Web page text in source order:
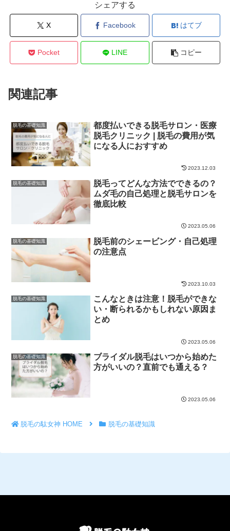
シェアする
X Facebook はてブ
Pocket LINE コピー
関連記事
脱毛の基礎知識
都度払いできる脱毛サロン・医療
脱毛クリニック | 脱毛の費用が気
になる人におすすめ
2023.12.03
脱毛の基礎知識
脱毛ってどんな方法でできるの？
ムダ毛の自己処理と脱毛サロンを
徹底比較
2023.05.06
脱毛の基礎知識
脱毛前のシェービング・自己処理
の注意点
2023.10.03
脱毛の基礎知識
こんなときは注意！脱毛ができな
い・断られるかもしれない原因ま
とめ
2023.05.06
脱毛の基礎知識
ブライダル脱毛はいつから始めた
方がいいの？直前でも通える？
2023.05.06
脱毛の駄女神 HOME 脱毛の基礎知識